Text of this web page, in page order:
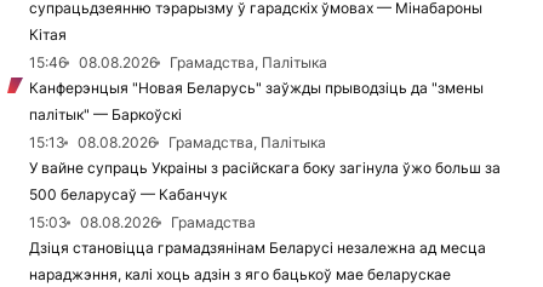
супрацьдзеянню тэрарызму ў гарадскіх ўмовах — Мінабароны
Кітая
15:46
08.08.2026
Грамадства, Палітыка
Канферэнцыя "Новая Беларусь" заўжды прыводзіць да "змены
палітык" — Баркоўскі
15:13
08.08.2026
Грамадства, Палітыка
У вайне супраць Украіны з расійскага боку загінула ўжо больш за
500 беларусаў — Кабанчук
15:03
08.08.2026
Грамадства
Дзіця становіцца грамадзянінам Беларусі незалежна ад месца
нараджэння, калі хоць адзін з яго бацькоў мае беларускае